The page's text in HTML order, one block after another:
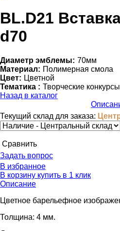
BL.D21
d70
Диаметр эмблемы: 70мм
Материал: Полимерная смола
Цвет: Цветной
Тематика : Творческие конкурсы
Назад в каталог
Текущий склад для заказа:
Cравнить
Задать вопрос
В избранное
В корзину купить в 1 клик
Описание
Цветное барельефное
Толщина: 4 мм.